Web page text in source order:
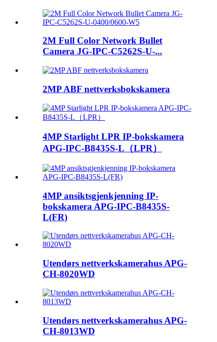
2M Full Color Network Bullet
Camera JG-IPC-C5262S-U-...
2MP ABF nettverksbokskamera
4MP Starlight LPR IP-bokskamera
APG-IPC-B8435S-L（LPR）
4MP ansiktsgjenkjenning IP-
bokskamera APG-IPC-B8435S-
L(FR)
Utendørs nettverkskamerahus APG-
CH-8020WD
Utendørs nettverkskamerahus APG-
CH-8013WD